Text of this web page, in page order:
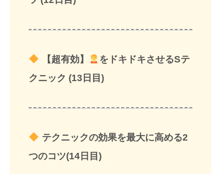
【超有効】
をドキドキさせるSテ
クニック (13日目)
テクニックの効果を最大に高める2
つのコツ(14日目)